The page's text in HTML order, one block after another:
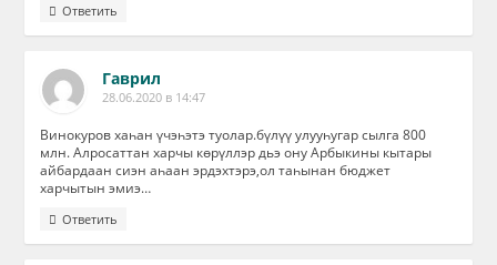
Ответить
Гаврил
28.06.2020 в 14:47
Винокуров хаһан үчэһэтэ туолар.бүлүү улууһугар сылга 800
млн. Алросаттан харчы көрүллэр дьэ ону Арбыкины кытары
айбардаан сиэн аһаан эрдэхтэрэ,ол таһынан бюджет
харчытын эмиэ…
Ответить